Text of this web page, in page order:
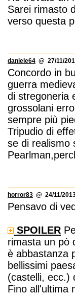
Sarei rimasto
verso questa
daniele64 @ 27/11/
Concordo in
guerra
di stregoneria
grossolani
sempre più
Tripudio di
se di realismo
horror83 @ 24/11/
Pensavo di
SPOILER
rimasta un pò
è abbastanza
bellissimi
(castelli, ecc.)
Fino all'ultima